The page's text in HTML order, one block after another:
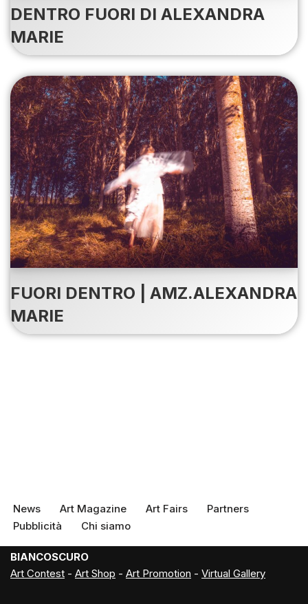
DENTRO FUORI DI ALEXANDRA
MARIE
FUORI DENTRO | AMZ.ALEXANDRA
MARIE
News Art Magazine Art Fairs
Partners
Pubblicità
Chi siamo
BIANCOSCURO
Art Contest - Art Shop - Art Promotion - Virtual Gallery